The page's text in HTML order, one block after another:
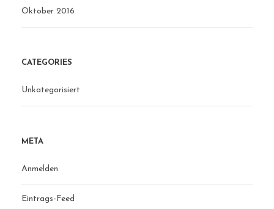
Oktober 2016
CATEGORIES
Unkategorisiert
META
Anmelden
Eintrags-Feed